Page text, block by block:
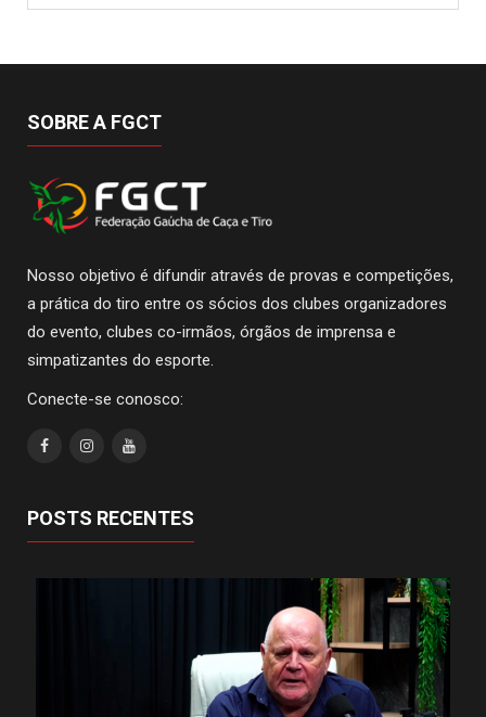
SOBRE A FGCT
Nosso objetivo é difundir através de provas e competições,
a prática do tiro entre os sócios dos clubes organizadores
do evento, clubes co-irmãos, órgãos de imprensa e
simpatizantes do esporte.
Conecte-se conosco:
POSTS RECENTES